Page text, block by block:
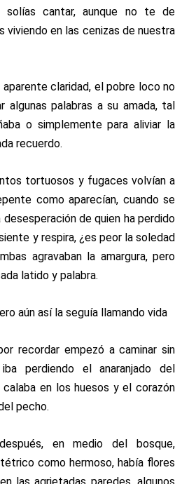
solías cantar, aunque no te de
viviendo en las cenizas de nuestra
claridad, el pobre loco no
algunas palabras a su amada, tal
o simplemente para aliviar la
recuerdo.
tortuosos y fugaces volvían a
como aparecían, cuando se
de quien ha perdido
y respira, ¿es peor la soledad
agravaban la amargura, pero
latido y palabra.
aún así la seguía llamando vida
recordar empezó a caminar sin
perdiendo el anaranjado del
en los huesos y el corazón
pecho.
en medio del bosque,
como hermoso, había flores